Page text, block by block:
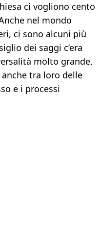
ci vogliono cento
nel mondo
ci sono alcuni più
dei saggi c’era
molto grande,
tra loro delle
e i processi